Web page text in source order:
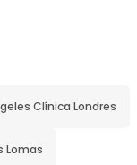
Clínica Londres
Lomas